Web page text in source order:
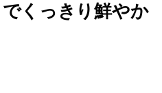
くっきり鮮やか